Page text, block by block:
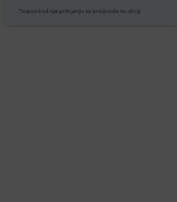
*kupon kod nije primjenjiv za proizvode na akciji